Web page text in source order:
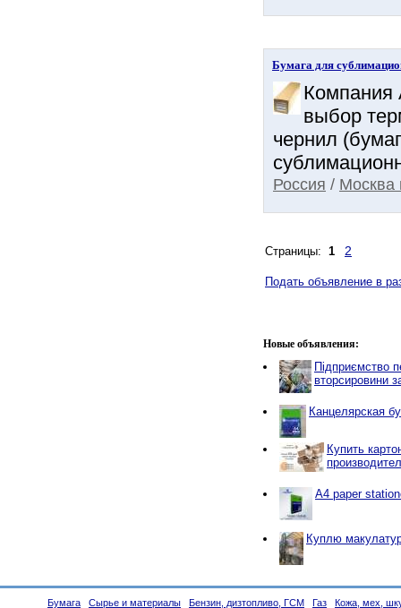
Бумага для
Компания
выбор
чернил
Россия / Москва
Страницы: 1 2
Подать объявление в
Новые объявления:
Підприємство
вторсировини
Канцелярская
Купить
A4 paper
Куплю
Бумага Сырье и материалы Бензин, дизтопливо, ГСМ Газ Кожа, мех,